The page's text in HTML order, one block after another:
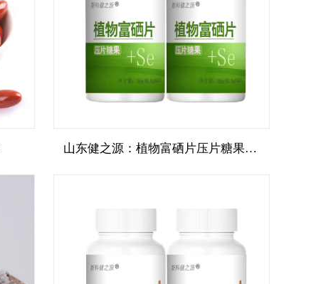
山东健之源：植物富硒片压片糖果代加工